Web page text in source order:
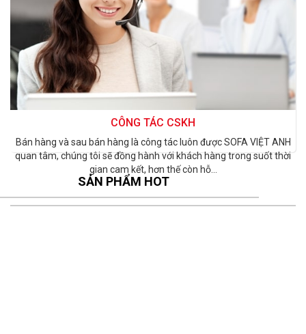
CÔNG TÁC CSKH
Bán hàng và sau bán hàng là công tác luôn được SOFA VIỆT ANH
quan tâm, chúng tôi sẽ đồng hành với khách hàng trong suốt thời
gian cam kết, hơn thế còn hỗ...
SẢN PHẨM HOT